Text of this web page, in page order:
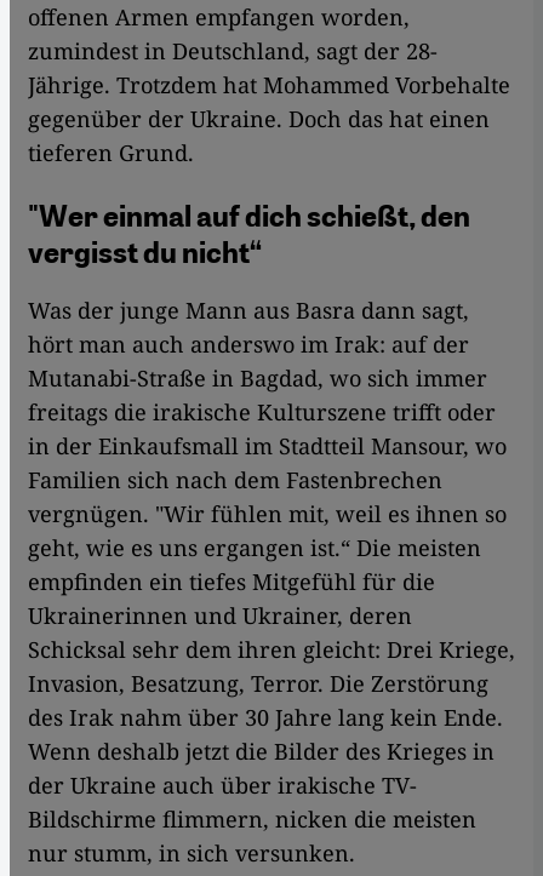
offenen Armen empfangen worden,
zumindest in Deutschland, sagt der 28-
Jährige. Trotzdem hat Mohammed Vorbehalte
gegenüber der Ukraine. Doch das hat einen
tieferen Grund.
"Wer einmal auf dich schießt, den
vergisst du nicht“
Was der junge Mann aus Basra dann sagt,
hört man auch anderswo im Irak: auf der
Mutanabi-Straße in Bagdad, wo sich immer
freitags die irakische Kulturszene trifft oder
in der Einkaufsmall im Stadtteil Mansour, wo
Familien sich nach dem Fastenbrechen
vergnügen. "Wir fühlen mit, weil es ihnen so
geht, wie es uns ergangen ist.“ Die meisten
empfinden ein tiefes Mitgefühl für die
Ukrainerinnen und Ukrainer, deren
Schicksal sehr dem ihren gleicht: Drei Kriege,
Invasion, Besatzung, Terror. Die Zerstörung
des Irak nahm über 30 Jahre lang kein Ende.
Wenn deshalb jetzt die Bilder des Krieges in
der Ukraine auch über irakische TV-
Bildschirme flimmern, nicken die meisten
nur stumm, in sich versunken.